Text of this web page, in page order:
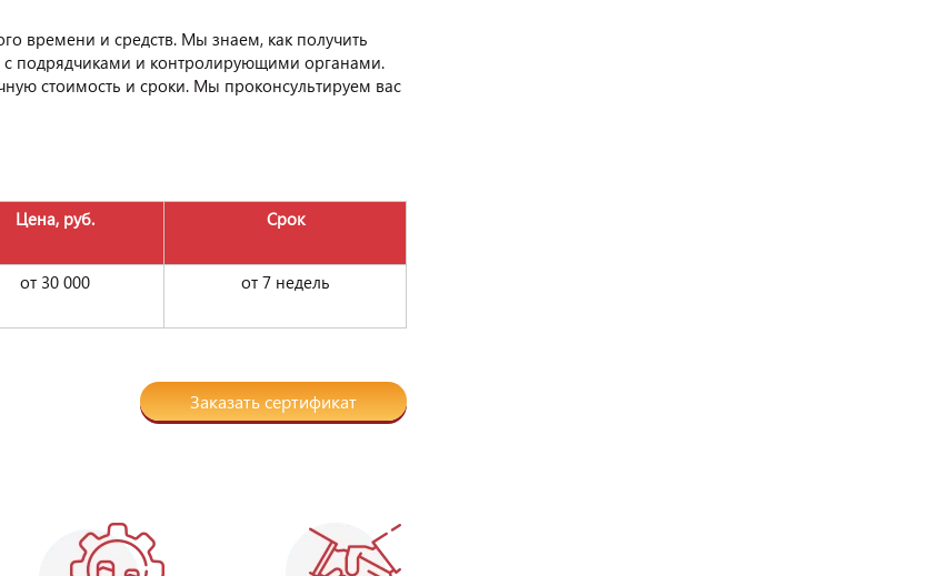
времени и средств. Мы знаем, как получить
подрядчиками и контролирующими органами.
стоимость и сроки. Мы проконсультируем вас
Цена, руб. Срок
от 30 000 от 7 недель
Заказать сертификат